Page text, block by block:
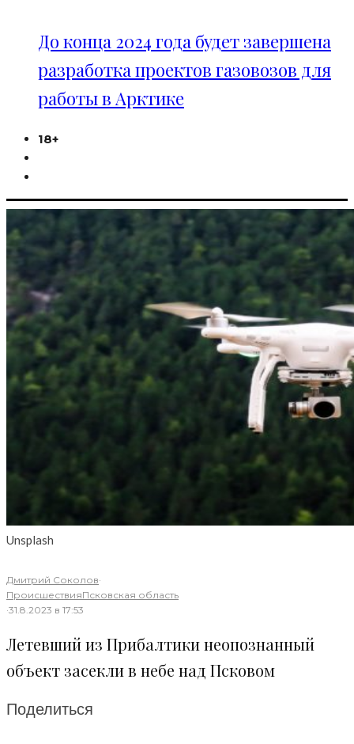
До конца 2024 года будет завершена
разработка проектов газовозов для
работы в Арктике
18+
Unsplash
Дмитрий Соколов·
ПроисшествияПсковская область
·31.8.2023 в 17:53
Летевший из Прибалтики неопознанный
объект засекли в небе над Псковом
Поделиться